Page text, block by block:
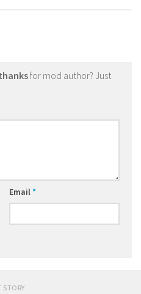
for mod author? Just
Email*
STORY